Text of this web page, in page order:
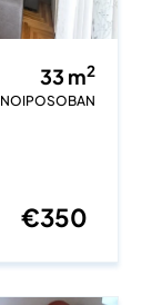
33 m2
€350